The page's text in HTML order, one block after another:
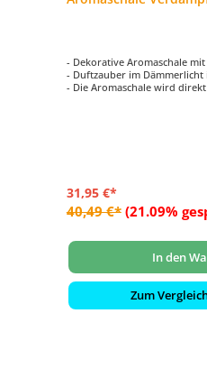
- Dekorative Aromaschale
- Duftzauber im Dämmerlicht
- Die Aromaschale wird
31,95 €*
40,49 €* (21.09%
In den
Zum